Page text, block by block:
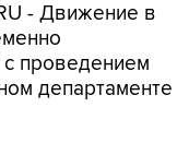
- Движение в
с проведением
департаменте